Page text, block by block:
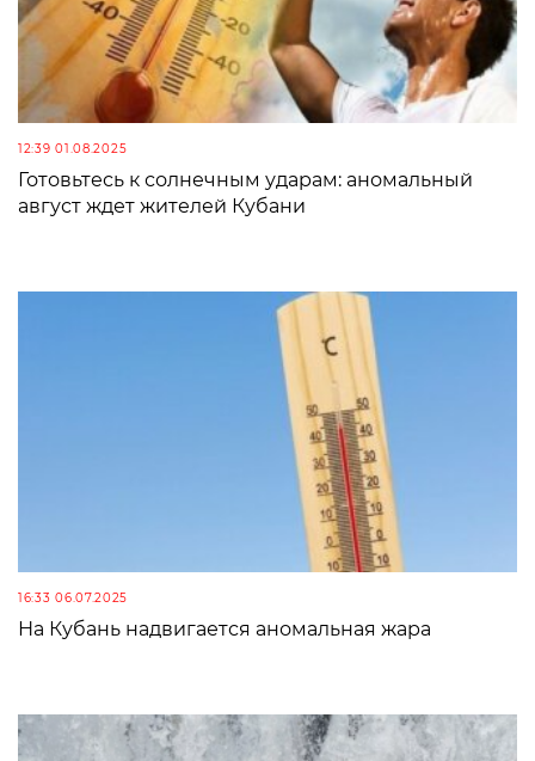
12:39 01.08.2025
Готовьтесь к солнечным ударам: аномальный
август ждет жителей Кубани
16:33 06.07.2025
На Кубань надвигается аномальная жара